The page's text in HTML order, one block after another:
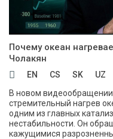
Почему океан
Чолакян
EN CS SK UZ
В новом
стремительный нагрев
одним из главных
нестабильности. Он
кажущимися